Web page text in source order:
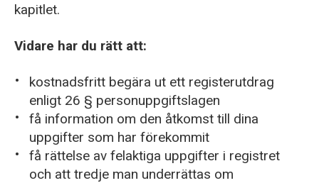
kapitlet.
Vidare har du rätt att:
kostnadsfritt begära ut ett registerutdrag
enligt 26 § personuppgiftslagen
få information om den åtkomst till dina
uppgifter som har förekommit
få rättelse av felaktiga uppgifter i registret
och att tredje man underrättas om